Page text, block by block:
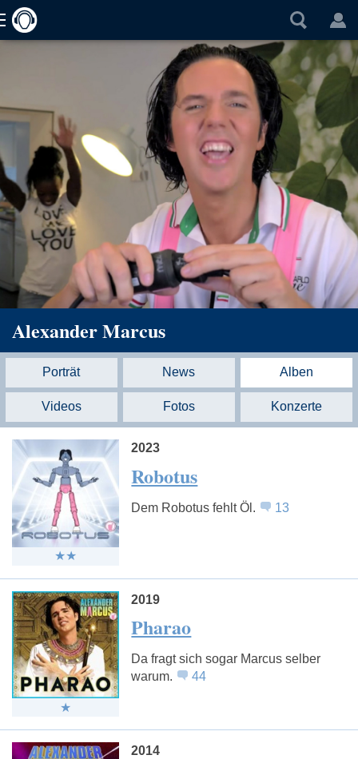
Alexander Marcus
Porträt News Alben
Videos Fotos Konzerte
2023
Robotus
Dem Robotus fehlt Öl. 13
2019
Pharao
Da fragt sich sogar Marcus selber
warum.
44
2014